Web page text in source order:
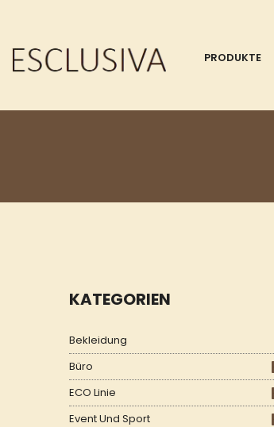
PRODUKTE
KATEGORIEN
Bekleidung
Büro
ECO Linie
Event Und Sport